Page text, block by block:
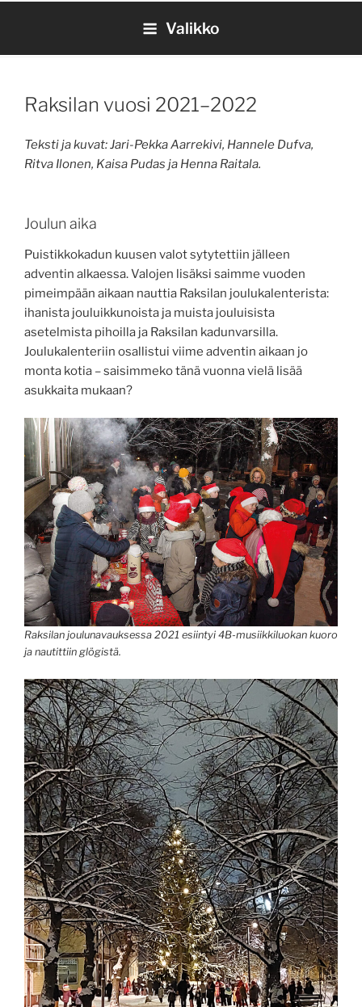
Valikko
Raksilan vuosi 2021–2022
Teksti ja kuvat: Jari-Pekka Aarrekivi, Hannele Dufva,
Ritva Ilonen, Kaisa Pudas ja Henna Raitala.
Joulun aika
Puistikkokadun kuusen valot sytytettiin jälleen
adventin alkaessa. Valojen lisäksi saimme vuoden
pimeimpään aikaan nauttia Raksilan joulukalenterista:
ihanista jouluikkunoista ja muista jouluisista
asetelmista pihoilla ja Raksilan kadunvarsilla.
Joulukalenteriin osallistui viime adventin aikaan jo
monta kotia – saisimmeko tänä vuonna vielä lisää
asukkaita mukaan?
Raksilan joulunavauksessa 2021 esiintyi 4B-musiikkiluokan kuoro
ja nautittiin glögistä.